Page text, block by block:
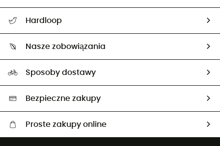
Śledzenie przesyłki
Zwrot artykułów i zwrot środków
Hardloop
Nasze zobowiązania
Neutralność węglowa
Wybrane produkty eko
Sposoby dostawy
Bezpieczne zakupy
Proste zakupy online